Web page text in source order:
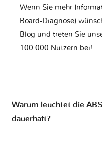
Wenn Sie mehr
Board-Diagnose)
Blog und treten Sie
100.000 Nutzern bei!
Warum leuchtet die
dauerhaft?